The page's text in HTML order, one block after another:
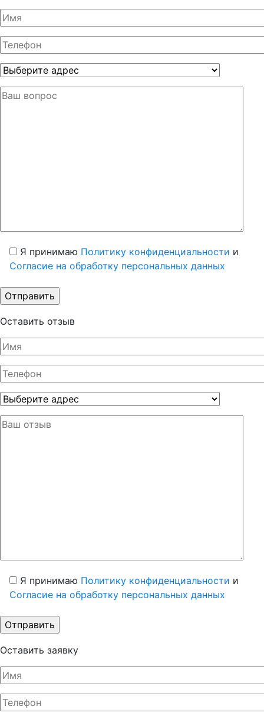
Я принимаю Политику конфиденциальности и
Согласие на обработку персональных данных
Оставить отзыв
Я принимаю Политику конфиденциальности и
Согласие на обработку персональных данных
Оставить заявку